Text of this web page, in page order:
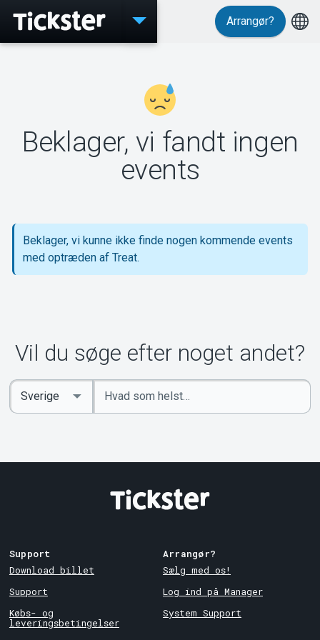
Events
MyTickster
Support
Arrangør?
Beklager, vi fandt ingen
events
Beklager, vi kunne ikke finde nogen kommende events
med optræden af Treat.
Vil du søge efter noget andet?
Indtast
søgeord
Select
Country
Support
Download billet
Support
Købs- og
leveringsbetingelser
Arrangør?
Sælg med os!
Log ind på Manager
System Support